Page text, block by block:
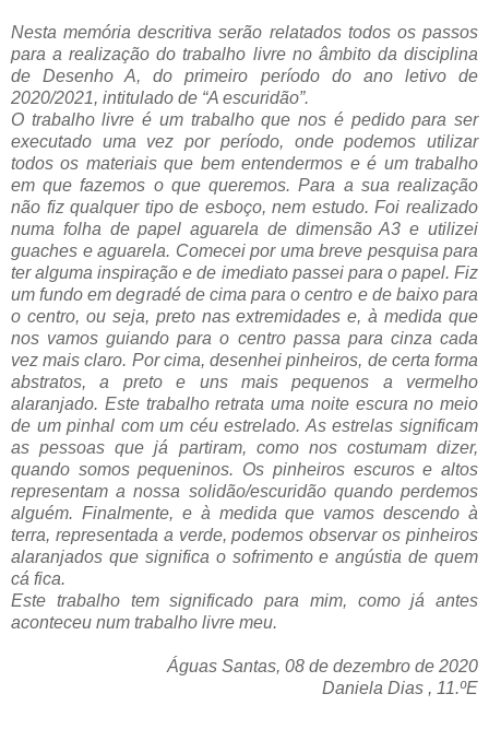
Nesta memória descritiva serão relatados todos os passos
para a realização do trabalho livre no âmbito da disciplina
de Desenho A, do primeiro período do ano letivo de
2020/2021, intitulado de “A escuridão”.
O trabalho livre é um trabalho que nos é pedido para ser
executado uma vez por período, onde podemos utilizar
todos os materiais que bem entendermos e é um trabalho
em que fazemos o que queremos. Para a sua realização
não fiz qualquer tipo de esboço, nem estudo. Foi realizado
numa folha de papel aguarela de dimensão A3 e utilizei
guaches e aguarela. Comecei por uma breve pesquisa para
ter alguma inspiração e de imediato passei para o papel. Fiz
um fundo em degradé de cima para o centro e de baixo para
o centro, ou seja, preto nas extremidades e, à medida que
nos vamos guiando para o centro passa para cinza cada
vez mais claro. Por cima, desenhei pinheiros, de certa forma
abstratos, a preto e uns mais pequenos a vermelho
alaranjado. Este trabalho retrata uma noite escura no meio
de um pinhal com um céu estrelado. As estrelas significam
as pessoas que já partiram, como nos costumam dizer,
quando somos pequeninos. Os pinheiros escuros e altos
representam a nossa solidão/escuridão quando perdemos
alguém. Finalmente, e à medida que vamos descendo à
terra, representada a verde, podemos observar os pinheiros
alaranjados que significa o sofrimento e angústia de quem
cá fica.
Este trabalho tem significado para mim, como já antes
aconteceu num trabalho livre meu.
Águas Santas, 08 de dezembro de 2020
Daniela Dias , 11.ºE